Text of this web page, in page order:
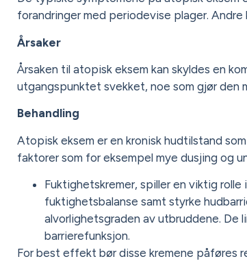
forandringer med periodevise plager.
Årsaker
Årsaken til atopisk eksem kan skyldes en
utgangspunktet svekket, noe som gjør den
Behandling
Atopisk eksem er en kronisk hudtilstand
faktorer som for eksempel mye dusjing og
Fuktighetskremer, spiller en viktig
fuktighetsbalanse samt styrke
alvorlighetsgraden av utbruddene. De
barrierefunksjon.
For best effekt bør disse kremene påføres